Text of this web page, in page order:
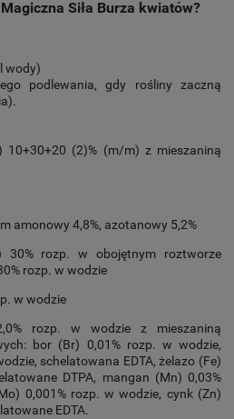
Siła Burza kwiatów?
wody)
podlewania, gdy rośliny zaczną
10+30+20 (2)% (m/m) z mieszaniną
amonowy 4,8%, azotanowy 5,2%
30% rozp. w obojętnym roztworze
rozp. w wodzie
w wodzie
rozp. w wodzie z mieszaniną
bor (Br) 0,01% rozp. w wodzie,
schelatowana EDTA, żelazo (Fe)
DTPA, mangan (Mn) 0,03%
0,001% rozp. w wodzie, cynk (Zn)
EDTA.